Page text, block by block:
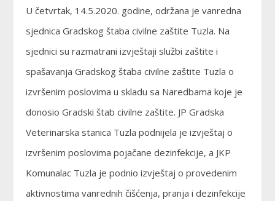
U četvrtak, 14.5.2020. godine, održana je vanredna
sjednica Gradskog štaba civilne zaštite Tuzla. Na
sjednici su razmatrani izvještaji službi zaštite i
spašavanja Gradskog štaba civilne zaštite Tuzla o
izvršenim poslovima u skladu sa Naredbama koje je
donosio Gradski štab civilne zaštite. JP Gradska
Veterinarska stanica Tuzla podnijela je izvještaj o
izvršenim poslovima pojačane dezinfekcije, a JKP
Komunalac Tuzla je podnio izvještaj o provedenim
aktivnostima vanrednih čišćenja, pranja i dezinfekcije